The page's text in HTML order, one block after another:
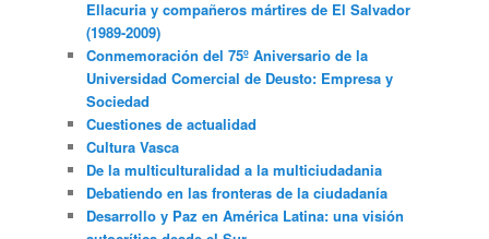
Ellacuria y compañeros mártires de El Salvador
(1989-2009)
Conmemoración del 75º Aniversario de la
Universidad Comercial de Deusto: Empresa y
Sociedad
Cuestiones de actualidad
Cultura Vasca
De la multiculturalidad a la multiciudadania
Debatiendo en las fronteras de la ciudadanía
Desarrollo y Paz en América Latina: una visión